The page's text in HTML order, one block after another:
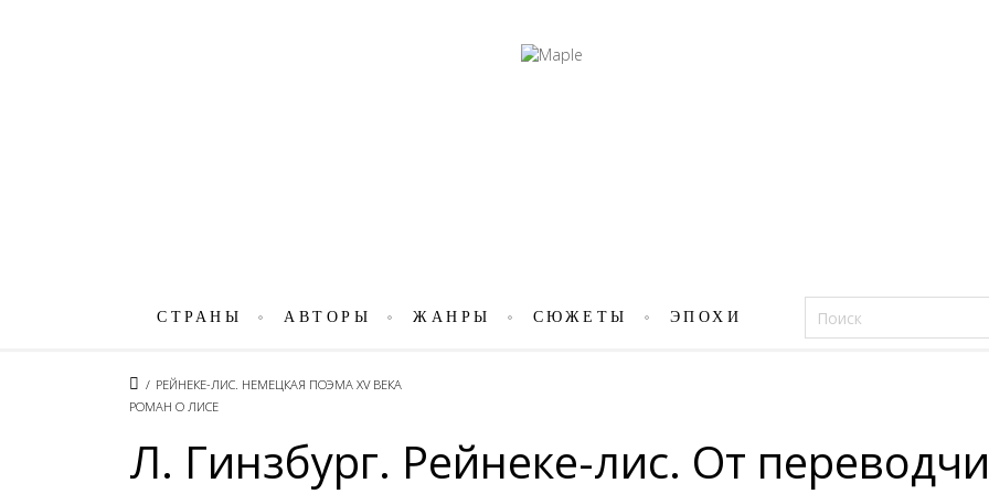
СТРАНЫ АВТОРЫ ЖАНРЫ СЮЖЕТЫ ЭПОХИ
/ РЕЙНЕКЕ-ЛИС. НЕМЕЦКАЯ ПОЭМА XV ВЕКА
РОМАН О ЛИСЕ
Л. Гинзбург. Рейнеке-лис. От